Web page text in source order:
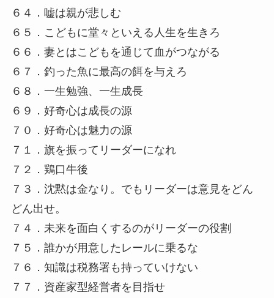
６４．嘘は親が悲しむ
６５．こどもに堂々といえる人生を生きろ
６６．妻とはこどもを通じて血がつながる
６７．釣った魚に最高の餌を与えろ
６８．一生勉強、一生成長
６９．好奇心は成長の源
７０．好奇心は魅力の源
７１．旗を振ってリーダーになれ
７２．鶏口牛後
７３．沈黙は金なり。でもリーダーは意見をどん
どん出せ。
７４．未来を面白くするのがリーダーの役割
７５．誰かが用意したレールに乗るな
７６．知識は税務署も持っていけない
７７．資産家型経営者を目指せ